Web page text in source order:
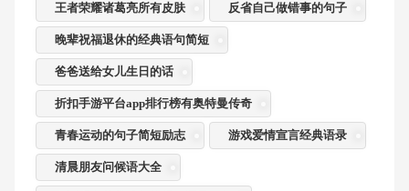
王者荣耀诸葛亮所有皮肤 反省自己做错事的句子
晚辈祝福退休的经典语句简短
爸爸送给女儿生日的话
折扣手游平台app排行榜有奥特曼传奇
青春运动的句子简短励志 游戏爱情宣言经典语录
清晨朋友问候语大全